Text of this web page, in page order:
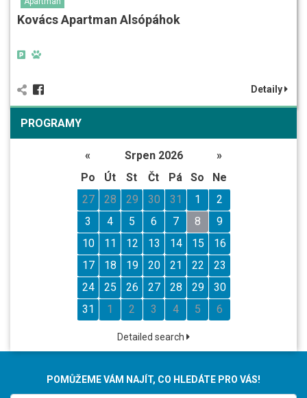
Kovács Apartman Alsópáhok
Detaily
PROGRAMY
« Srpen 2026
»
Po
Út St Čt Pá So
Ne
27
28 29 30 31 1
2
3
4 5 6 7 8
9
10
11 12 13 14 15
16
17
18 19 20 21 22
23
24
25 26 27 28 29
30
31
1 2 3 4 5 6
Detailed search
POMŮŽEME VÁM NAJÍT, CO HLEDÁTE PRO VÁS!